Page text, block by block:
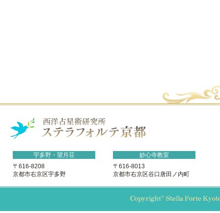
宇多野・望月荘
〒616-8208
京都市右京区宇多野
妙心寺教室
〒616-8013
京都市右京区谷口唐田ノ内町